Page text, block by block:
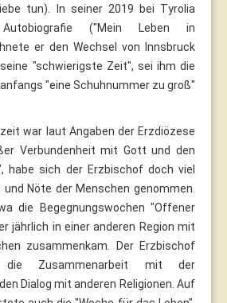
tun). In seiner 2019 bei Tyrolia
("Mein Leben in
er den Wechsel von Innsbruck
"schwierigste Zeit", sei ihm die
"eine Schuhnummer zu groß"
war laut Angaben der Erzdiözese
Verbundenheit mit Gott und den
habe sich der Erzbischof doch viel
Nöte der Menschen genommen.
die Begegnungswochen "Offener
jährlich in einer anderen Region mit
zusammenkam. Der Erzbischof
Zusammenarbeit mit der
Dialog mit anderen Religionen. Auf